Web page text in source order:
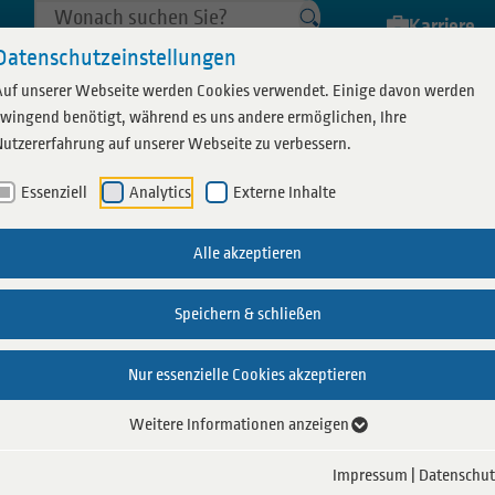
unserer Webseite werden Cookies verwendet. Einige davon werden
benötigt, während es uns andere ermöglichen, Ihre
auf unserer Webseite zu verbessern.
Essenziell Analytics Externe Inhalte
Alle akzeptieren
Speichern & schließen
Nur essenzielle Cookies akzeptieren
Weitere Informationen anzeigen
Impressum
Karriere
Events
Schwimmkurse
Weitere
Bäder im
Coesauna
Alles für Ihren Besuch
Veranstaltungen
Gastronomie
Leider konnte kein Event gefunden werden.